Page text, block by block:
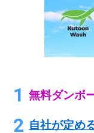
無料ダンボ
自社が定め